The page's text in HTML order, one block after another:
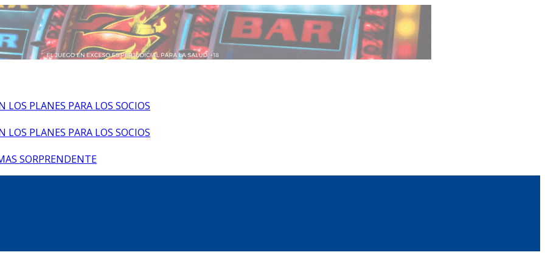
LOS PLANES PARA LOS SOCIOS
LOS PLANES PARA LOS SOCIOS
SORPRENDENTE